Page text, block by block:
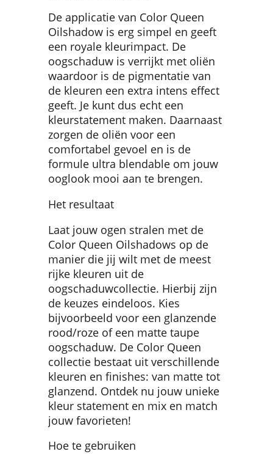
De applicatie van Color Queen
Oilshadow is erg simpel en geeft
een royale kleurimpact. De
oogschaduw is verrijkt met oliën
waardoor is de pigmentatie van
de kleuren een extra intens effect
geeft. Je kunt dus echt een
kleurstatement maken. Daarnaast
zorgen de oliën voor een
comfortabel gevoel en is de
formule ultra blendable om jouw
ooglook mooi aan te brengen.
Het resultaat
Laat jouw ogen stralen met de
Color Queen Oilshadows op de
manier die jij wilt met de meest
rijke kleuren uit de
oogschaduwcollectie. Hierbij zijn
de keuzes eindeloos. Kies
bijvoorbeeld voor een glanzende
rood/roze of een matte taupe
oogschaduw. De Color Queen
collectie bestaat uit verschillende
kleuren en finishes: van matte tot
glanzend. Ontdek nu jouw unieke
kleur statement en mix en match
jouw favorieten!
Hoe te gebruiken